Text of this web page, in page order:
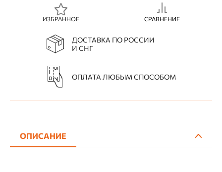
ИЗБРАННОЕ СРАВНЕНИЕ
ДОСТАВКА ПО РОССИИ
И СНГ
ОПЛАТА ЛЮБЫМ СПОСОБОМ
ОПИСАНИЕ